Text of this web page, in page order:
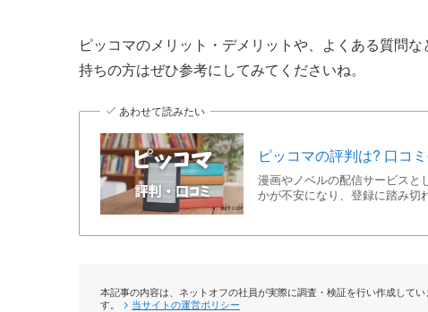
ピッコマのメリット・デメリットや、よくある質問
持ちの方はぜひ参考にしてみてくださいね。
あわせて読みたい
ピッコマの評判は? 口コ
漫画やノベルの配信サービスと
かが不安になり、登録に踏み
本記事の内容は、ネットオフの社員が実際に調査・検証を行い作成して
す。
当サイトの運営ポリシー